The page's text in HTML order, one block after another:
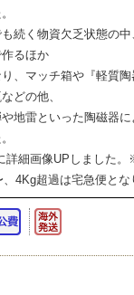
続く物資欠乏状態の
るほか
、マッチ箱や『軽質
どの他、
地雷といった陶磁器
詳細画像UPしました
、4Kg超過は宅急便とな